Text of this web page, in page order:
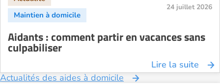
24 juillet 2026
Aidants : comment partir en vacances sans
culpabiliser
Lire la suite
Actualités des aides à domicile